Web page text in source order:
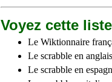
Voyez cette
Le Wiktionnaire
Le scrabble en
Le scrabble en